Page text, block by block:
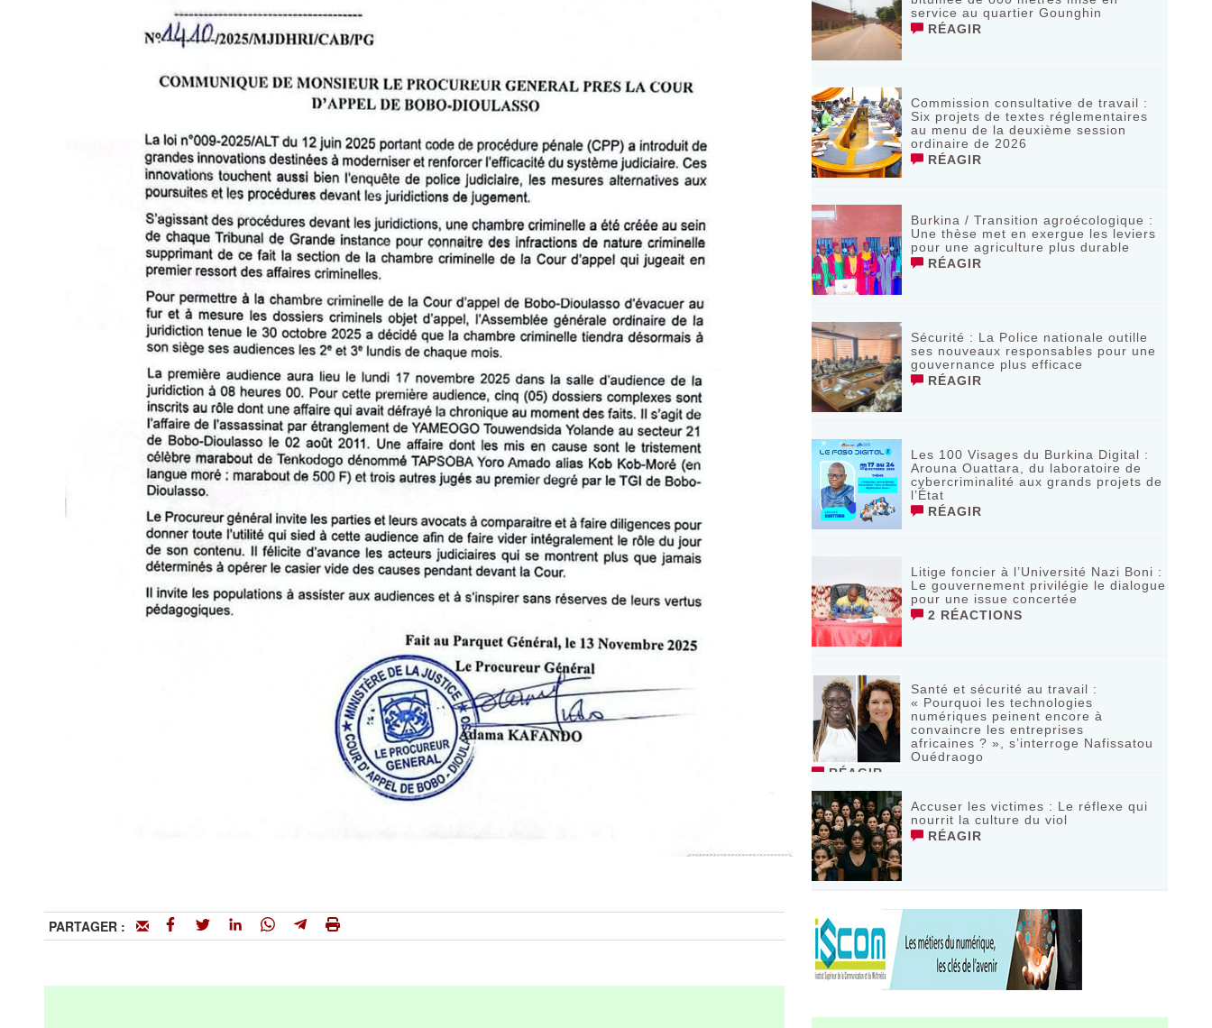
PARTAGER :
service au quartier Gounghin
RÉAGIR
Commission consultative de travail :
Six projets de textes réglementaires
au menu de la deuxième session
ordinaire de 2026
RÉAGIR
Burkina / Transition agroécologique :
Une thèse met en exergue les leviers
pour une agriculture plus durable
RÉAGIR
Sécurité : La Police nationale outille
ses nouveaux responsables pour une
gouvernance plus efficace
RÉAGIR
Les 100 Visages du Burkina Digital :
Arouna Ouattara, du laboratoire de
cybercriminalité aux grands projets de
l’État
RÉAGIR
Litige foncier à l’Université Nazi Boni :
Le gouvernement privilégie le dialogue
pour une issue concertée
2 RÉACTIONS
Santé et sécurité au travail :
« Pourquoi les technologies
numériques peinent encore à
convaincre les entreprises
africaines ? », s’interroge Nafissatou
Ouédraogo
RÉAGIR
Accuser les victimes : Le réflexe qui
nourrit la culture du viol
RÉAGIR